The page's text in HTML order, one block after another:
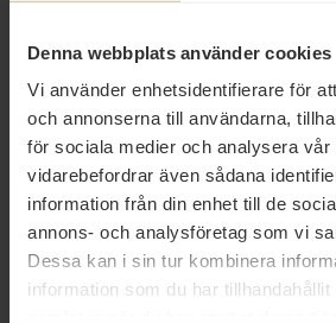
Denna webbplats använder cookies
Vi använder enhetsidentifierare för
och annonserna till användarna,
för sociala medier och analysera vår
vidarebefordrar även sådana
information från din enhet till de
annons- och analysföretag som vi
Dessa kan i sin tur kombinera
information som du har
27 kr
Le Tribute Tonic Water 200ml
Köp
129